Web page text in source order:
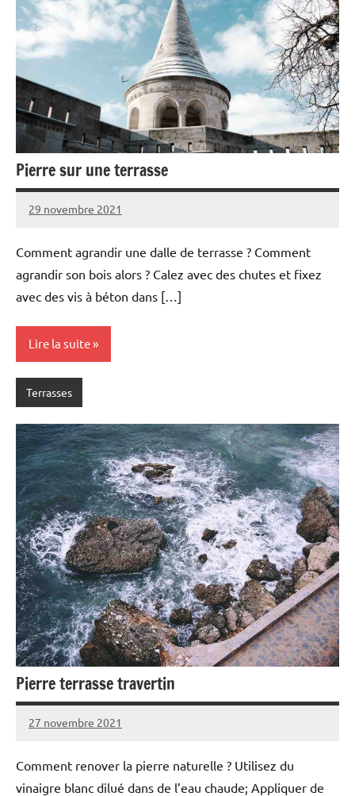
Pierre sur une terrasse
29 novembre 2021
Comment agrandir une dalle de terrasse ? Comment
agrandir son bois alors ? Calez avec des chutes et fixez
avec des vis à béton dans […]
Lire la suite
Terrasses
Pierre terrasse travertin
27 novembre 2021
Comment renover la pierre naturelle ? Utilisez du
vinaigre blanc dilué dans de l’eau chaude; Appliquer de